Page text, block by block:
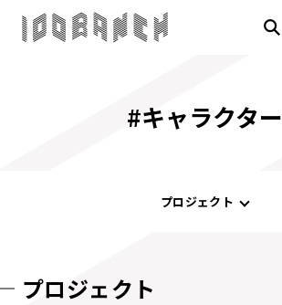
#キャラクター
プロジェクト
プロジェクト